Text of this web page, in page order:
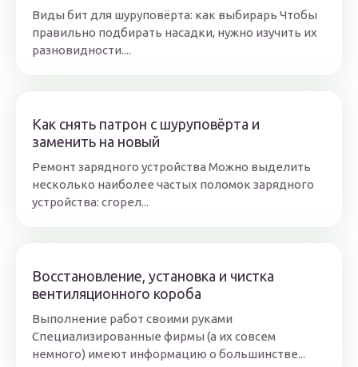
Виды бит для шуруповёрта: как выбирарь Чтобы
правильно подбирать насадки, нужно изучить их
разновидности....
Как снять патрон с шуруповёрта и
заменить на новый
Ремонт зарядного устройства Можно выделить
несколько наиболее частых поломок зарядного
устройства: сгорел...
Восстановление, установка и чистка
вентиляционного короба
Выполнение работ своими руками
Специализированные фирмы (а их совсем
немного) имеют информацию о большинстве...